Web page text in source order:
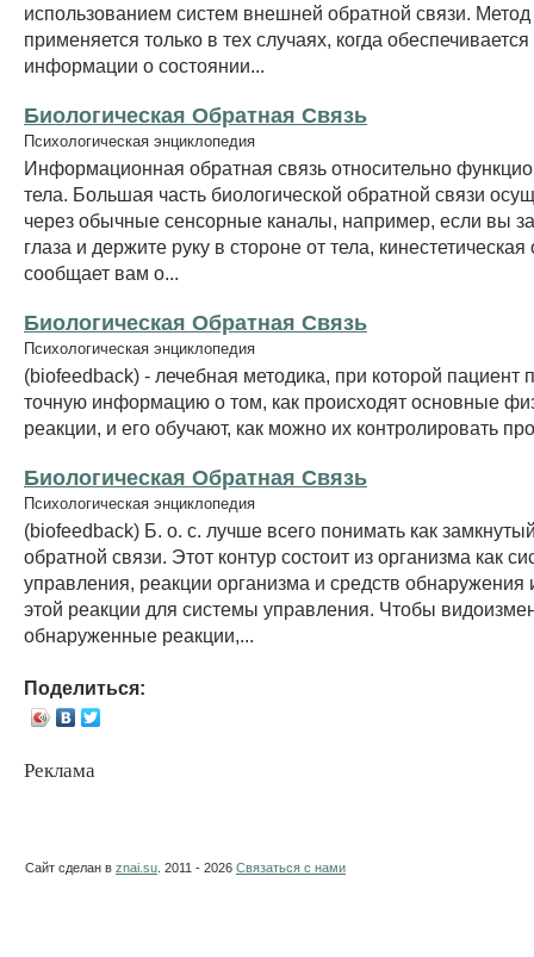
использованием систем внешней обратной связи.
применяется только в тех случаях, когда
информации о состоянии...
Биологическая Обратная Связь
Психологическая энциклопедия
Информационная обратная связь относительно
тела. Большая часть биологической обратной связи
через обычные сенсорные каналы, например, если вы
глаза и держите руку в стороне от тела,
сообщает вам о...
Биологическая Обратная Связь
Психологическая энциклопедия
(biofeedback) - лечебная методика, при которой пациент
точную информацию о том, как происходят основные
реакции, и его обучают, как можно их контролировать
Биологическая Обратная Связь
Психологическая энциклопедия
(biofeedback) Б. о. с. лучше всего понимать как
обратной связи. Этот контур состоит из организма как
управления, реакции организма и средств обнаружения
этой реакции для системы управления. Чтобы
обнаруженные реакции,...
Поделиться:
Реклама
Сайт сделан в znai.su . 2011 - 2026 Связаться с нами